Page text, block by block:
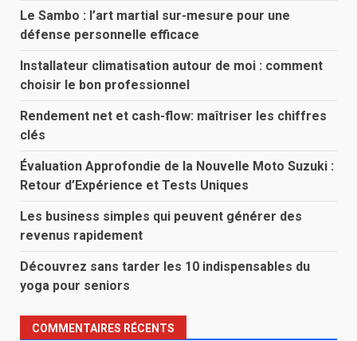
Le Sambo : l’art martial sur-mesure pour une
défense personnelle efficace
Installateur climatisation autour de moi : comment
choisir le bon professionnel
Rendement net et cash-flow: maîtriser les chiffres
clés
Évaluation Approfondie de la Nouvelle Moto Suzuki :
Retour d’Expérience et Tests Uniques
Les business simples qui peuvent générer des
revenus rapidement
Découvrez sans tarder les 10 indispensables du
yoga pour seniors
COMMENTAIRES RÉCENTS